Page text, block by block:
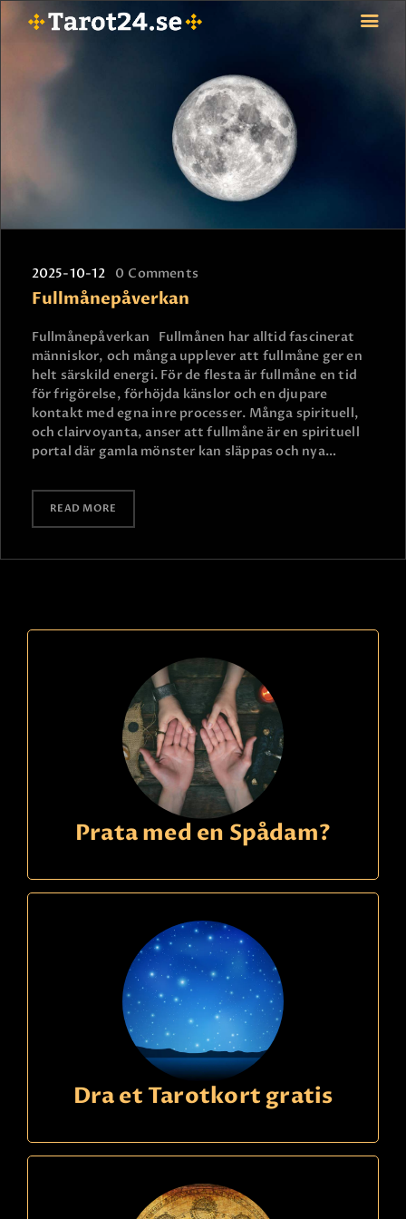
ASTROLOGI
STJÄRNTECKEN
SPÅDAM-SIERSKA
JOBBA SOM SPÅDAM
BETALNING
FAQ
KONTAKTA OSS
2025-10-12 0 Comments
Fullmånepåverkan
Fullmånepåverkan Fullmånen har alltid fascinerat
människor, och många upplever att fullmåne ger en
helt särskild energi. För de flesta är fullmåne en tid
för frigörelse, förhöjda känslor och en djupare
kontakt med egna inre processer. Många spirituell,
och clairvoyanta, anser att fullmåne är en spirituell
portal där gamla mönster kan släppas och nya…
READ MORE
Prata med en Spådam?
Dra et Tarotkort gratis